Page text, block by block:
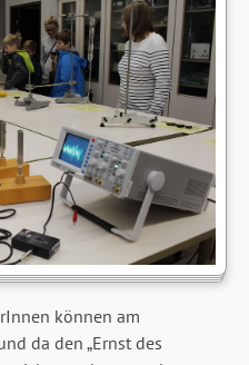
können am
da den „Ernst des